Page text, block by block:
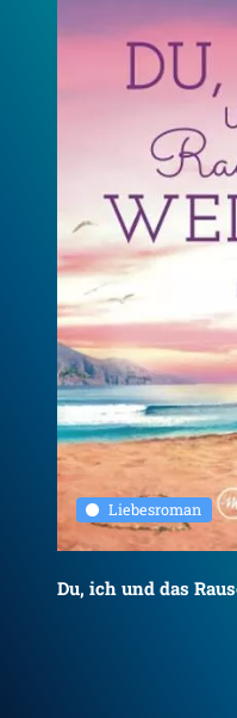
Liebesroman
Du, ich und das